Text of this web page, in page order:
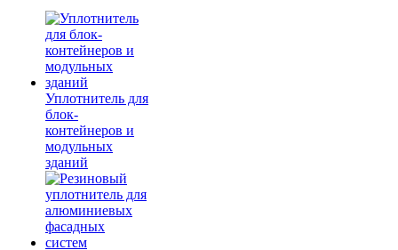
Уплотнитель для
блок-
контейнеров и
модульных
зданий